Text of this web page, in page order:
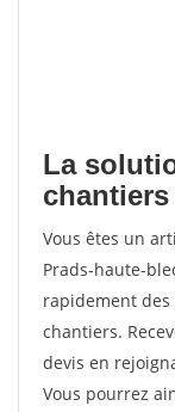
La
Vous êtes un
Prads-haute-
rapidement
chantiers.
devis en
Vous pourrez